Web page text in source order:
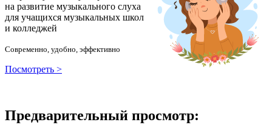
на развитие музыкального слуха
для учащихся музыкальных школ
и колледжей
Современно, удобно, эффективно
Посмотреть >
Предварительный просмотр: